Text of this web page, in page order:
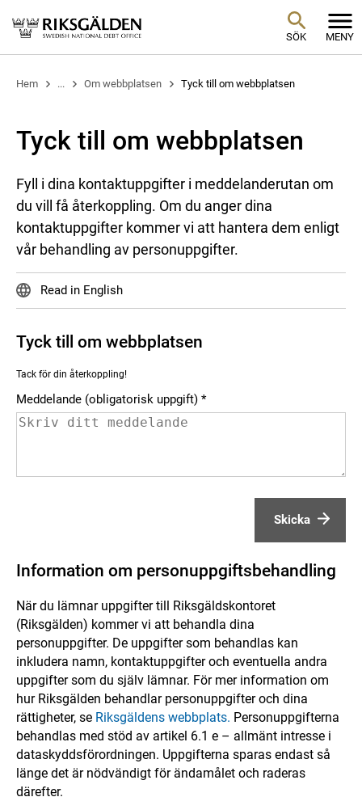
SÖK MENY
Hem ... Om webbplatsen Tyck till om webbplatsen
Tyck till om webbplatsen
Fyll i dina kontaktuppgifter i meddelanderutan om
du vill få återkoppling. Om du anger dina
kontaktuppgifter kommer vi att hantera dem enligt
vår behandling av personuppgifter.
Read in English
Tyck till om webbplatsen
Tack för din återkoppling!
Meddelande (obligatorisk uppgift)
Skicka
Information om personuppgiftsbehandling
När du lämnar uppgifter till Riksgäldskontoret
(Riksgälden) kommer vi att behandla dina
personuppgifter. De uppgifter som behandlas kan
inkludera namn, kontaktuppgifter och eventuella andra
uppgifter som du själv lämnar. För mer information om
hur Riksgälden behandlar personuppgifter och dina
rättigheter, se Riksgäldens webbplats. Personuppgifterna
behandlas med stöd av artikel 6.1 e – allmänt intresse i
dataskyddsförordningen. Uppgifterna sparas endast så
länge det är nödvändigt för ändamålet och raderas
därefter.